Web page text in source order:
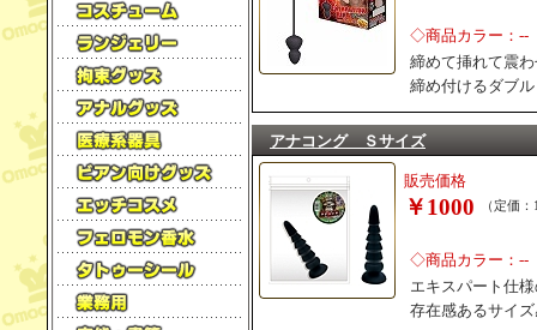
◇商品カラー：--
締めて挿れて震
締め付けるダブ
アナコング Ｓサイズ
販売価格
￥1000 （定価
◇商品カラー：--
エキスパート仕
存在感あるサイ